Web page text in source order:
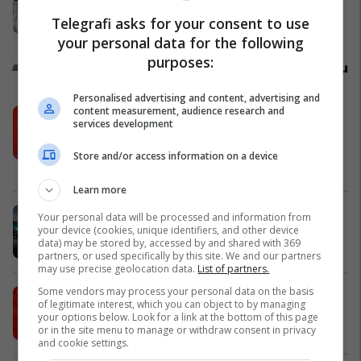
Politikë
Reklamo këtu
Këtë herë me kartelë gërvishtëse
plotësisht digjitale dhe mbi 40 mijë
shpërblime instant!
Zgjidhni një nga katër modelet tuaja
të preferuara Peugeot
Peugot Kosova
IPKO vazhdon partneritetin me
Sunny Hill Festival 2026
IPKO
Telegrafi asks for your consent to use
your personal data for the following
purposes:
Personalised advertising and content, advertising and
content measurement, audience research and
services development
Store and/or access information on a device
Learn more
Your personal data will be processed and information from
your device (cookies, unique identifiers, and other device
data) may be stored by, accessed by and shared with 369
partners, or used specifically by this site. We and our partners
may use precise geolocation data. List of partners.
Some vendors may process your personal data on the basis
of legitimate interest, which you can object to by managing
your options below. Look for a link at the bottom of this page
or in the site menu to manage or withdraw consent in privacy
and cookie settings.